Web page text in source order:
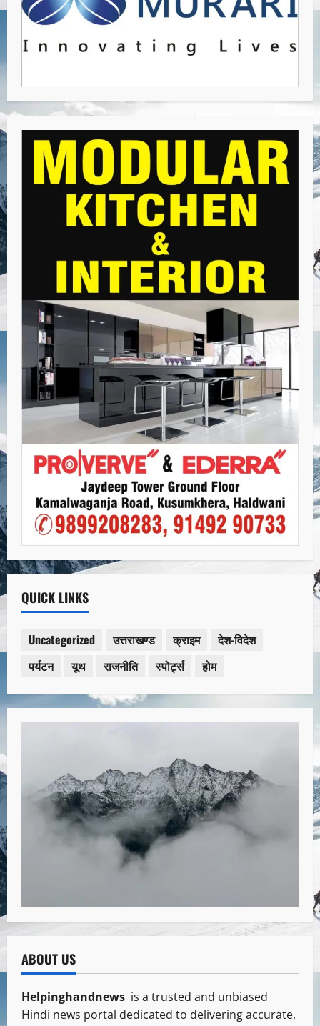
QUICK LINKS
Uncategorized उत्तराखण्ड क्राइम
देश-विदेश
पर्यटन
यूथ राजनीति स्पोर्ट्स होम
ABOUT US
Helpinghandnews is a trusted and unbiased
Hindi news portal dedicated to delivering accurate,